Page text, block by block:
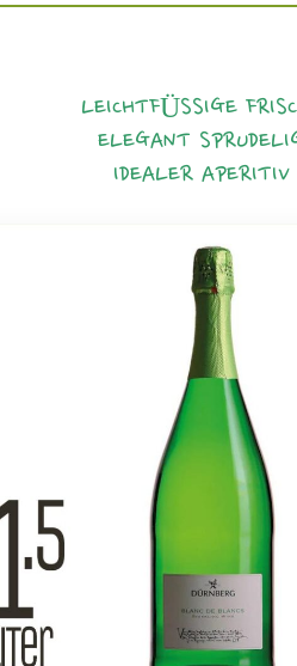
LEICHTFÜSSIGE
ELEGANT
IDEALER APERITIV